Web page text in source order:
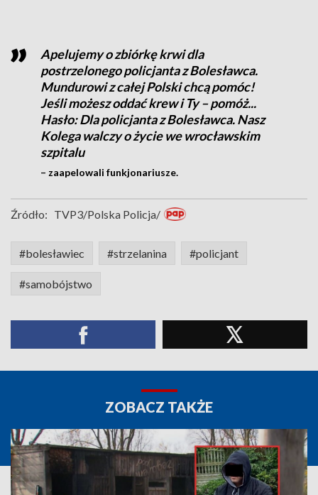
Apelujemy o zbiórkę krwi dla
postrzelonego policjanta z Bolesławca.
Mundurowi z całej Polski chcą pomóc!
Jeśli możesz oddać krew i Ty – pomóż...
Hasło: Dla policjanta z Bolesławca. Nasz
Kolega walczy o życie we wrocławskim
szpitalu
– zaapelowali funkjonariusze.
Źródło: TVP3/Polska Policja/
#bolesławiec #strzelanina #policjant
#samobójstwo
ZOBACZ TAKŻE